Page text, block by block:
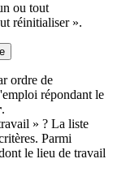
ou tout
réinitialiser ».
ordre de
répondant le
.
» ? La liste
Parmi
le lieu de travail